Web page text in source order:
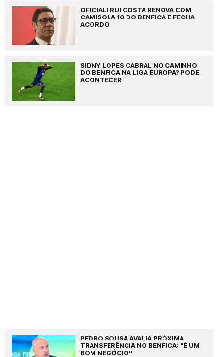
OFICIAL! RUI COSTA RENOVA COM
CAMISOLA 10 DO BENFICA E FECHA
ACORDO
SIDNY LOPES CABRAL NO CAMINHO
DO BENFICA NA LIGA EUROPA? PODE
ACONTECER
PEDRO SOUSA AVALIA PRÓXIMA
TRANSFERÊNCIA NO BENFICA: "É UM
BOM NEGÓCIO"